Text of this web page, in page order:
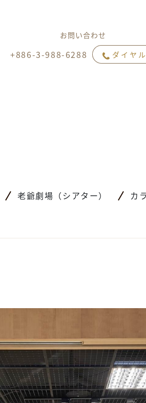
お問い合わせ
+886-3-988-6288 ダイヤル
老爺劇場（シアター） カ